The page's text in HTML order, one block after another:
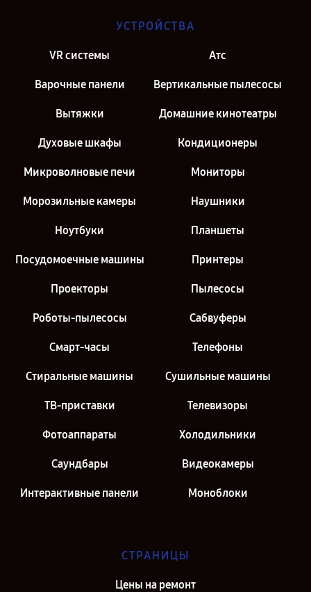
Петербург
УСТРОЙСТВА
VR системы Атс
Варочные панели Вертикальные пылесосы
Вытяжки Домашние кинотеатры
Духовые шкафы Кондиционеры
Микроволновые печи Мониторы
Морозильные камеры Наушники
Ноутбуки Планшеты
Посудомоечные машины Принтеры
Проекторы Пылесосы
Роботы-пылесосы Сабвуферы
Смарт-часы Телефоны
Стиральные машины Сушильные машины
ТВ-приставки Телевизоры
Фотоаппараты Холодильники
Саундбары Видеокамеры
Интерактивные панели Моноблоки
СТРАНИЦЫ
Цены на ремонт